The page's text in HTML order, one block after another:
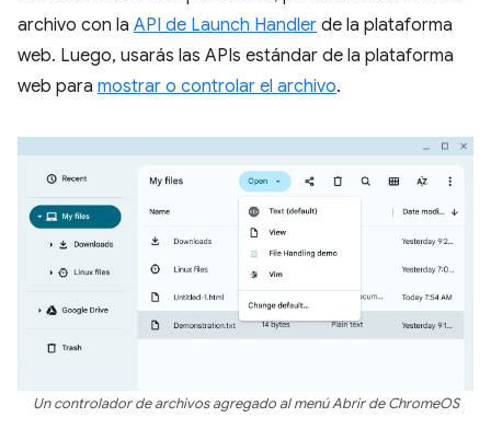
archivo con la API de Launch Handler de la plataforma
web. Luego, usarás las APIs estándar de la plataforma
web para mostrar o controlar el archivo.
Un controlador de archivos agregado al menú Abrir de ChromeOS